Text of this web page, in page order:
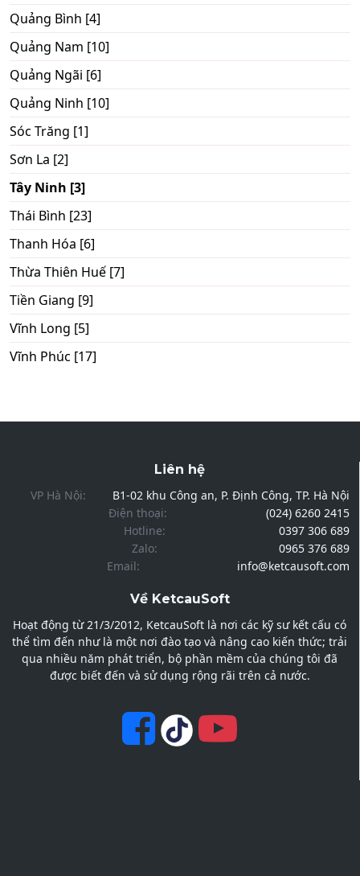
Quảng Bình [4]
Quảng Nam [10]
Quảng Ngãi [6]
Quảng Ninh [10]
Sóc Trăng [1]
Sơn La [2]
Tây Ninh [3]
Thái Bình [23]
Thanh Hóa [6]
Thừa Thiên Huế [7]
Tiền Giang [9]
Vĩnh Long [5]
Vĩnh Phúc [17]
Liên hệ
VP Hà Nội:
B1-02 khu Công an, P. Định Công, TP. Hà Nội
Điện thoại:
(024) 6260 2415
Hotline:
0397 306 689
Zalo:
0965 376 689
Email:
info@ketcausoft.com
Về KetcauSoft
Hoạt động từ 21/3/2012, KetcauSoft là nơi các kỹ sư kết cấu có
thể tìm đến như là một nơi đào tạo và nâng cao kiến thức; trải
qua nhiều năm phát triển, bộ phần mềm của chúng tôi đã
được biết đến và sử dụng rộng rãi trên cả nước.